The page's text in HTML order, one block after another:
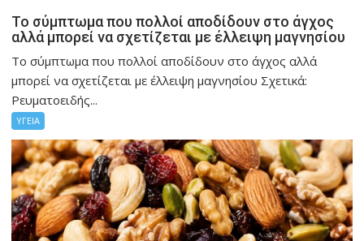
Το σύμπτωμα που πολλοί αποδίδουν στο άγχος
αλλά μπορεί να σχετίζεται με έλλειψη μαγνησίου
Το σύμπτωμα που πολλοί αποδίδουν στο άγχος αλλά
μπορεί να σχετίζεται με έλλειψη μαγνησίου Σχετικά:
Ρευματοειδής...
ΥΓΕΙΑ